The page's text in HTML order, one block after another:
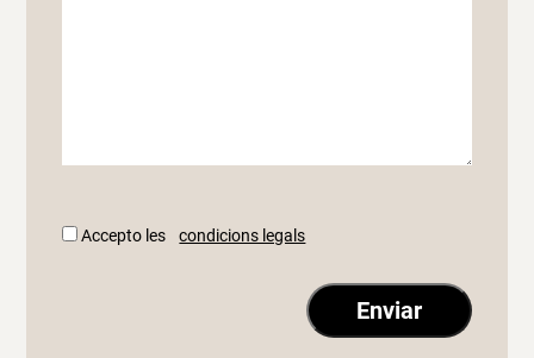
Accepto les condicions legals